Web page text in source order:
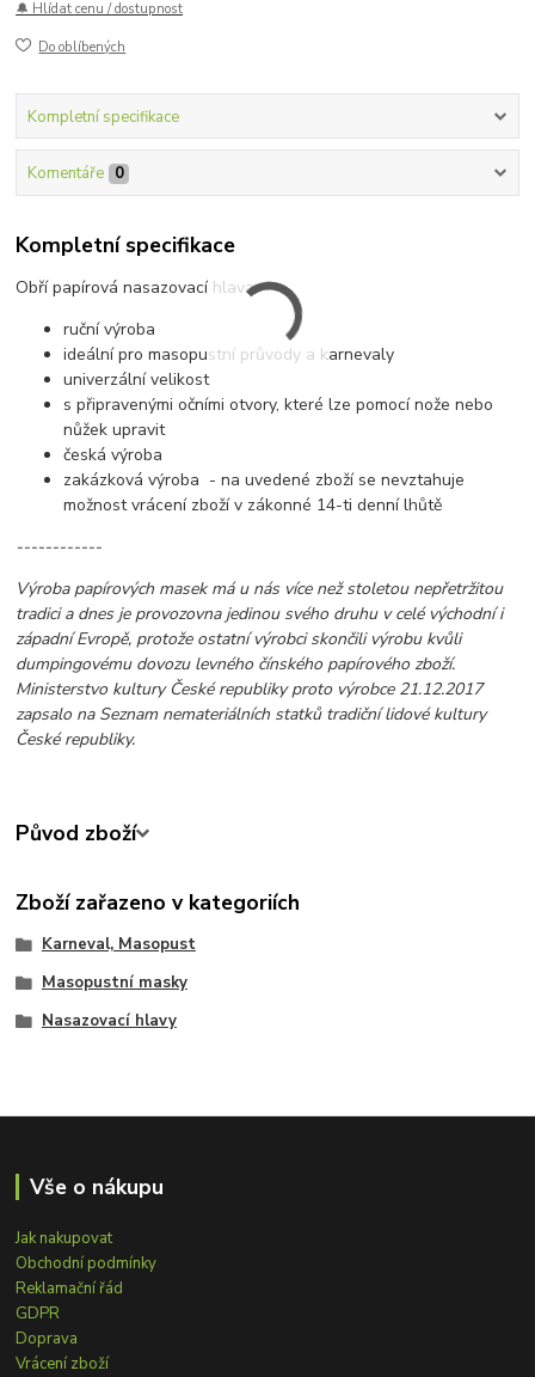
🔔 Hlídat cenu / dostupnost
Do oblíbených
Kompletní specifikace
Komentáře 0
Kompletní specifikace
Obří papírová nasazovací hlava
ruční výroba
ideální pro masopustní průvody a karnevaly
univerzální velikost
s připravenými očními otvory, které lze pomocí nože nebo
nůžek upravit
česká výroba
zakázková výroba - na uvedené zboží se nevztahuje
možnost vrácení zboží v zákonné 14-ti denní lhůtě
------------
Výroba papírových masek má u nás více než stoletou nepřetržitou
tradici a dnes je provozovna jedinou svého druhu v celé východní i
západní Evropě, protože ostatní výrobci skončili výrobu kvůli
dumpingovému dovozu levného čínského papírového zboží.
Ministerstvo kultury České republiky proto výrobce 21.12.2017
zapsalo na Seznam nemateriálních statků tradiční lidové kultury
České republiky.
Původ zboží
Zboží zařazeno v kategoriích
Karneval, Masopust
Masopustní masky
Nasazovací hlavy
Vše o nákupu
Jak nakupovat
Obchodní podmínky
Reklamační řád
GDPR
Doprava
Vrácení zboží